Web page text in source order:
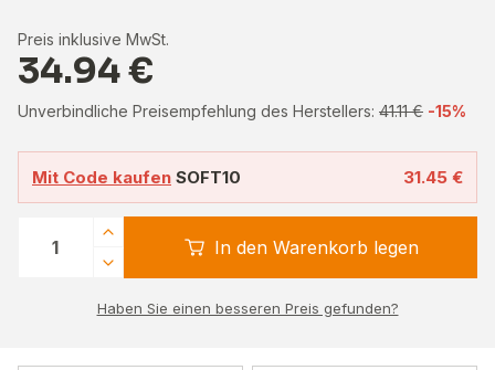
Preis inklusive MwSt.
34.94 €
Unverbindliche Preisempfehlung des Herstellers: 41.11 € -15%
Mit Code kaufen SOFT10 31.45 €
In den Warenkorb legen
Haben Sie einen besseren Preis gefunden?